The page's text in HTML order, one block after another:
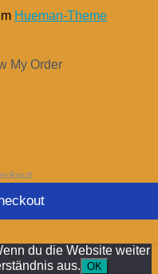
Hueman-Theme
My Order
du die Website weiter
aus. OK